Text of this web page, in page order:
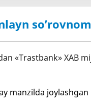
«Trastbank» XAB
manzilda joylashgan